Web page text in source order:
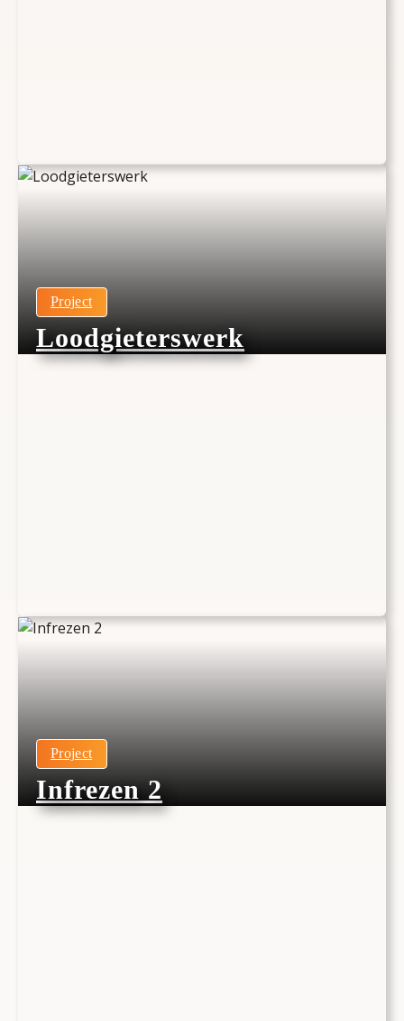
Project
Loodgieterswerk
Project
Infrezen 2